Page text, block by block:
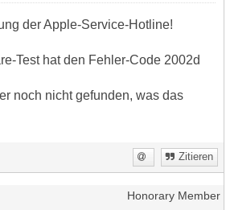
der Apple-Service-Hotline!
Test hat den Fehler-Code 2002d
noch nicht gefunden, was das
Zitieren
Honorary Member